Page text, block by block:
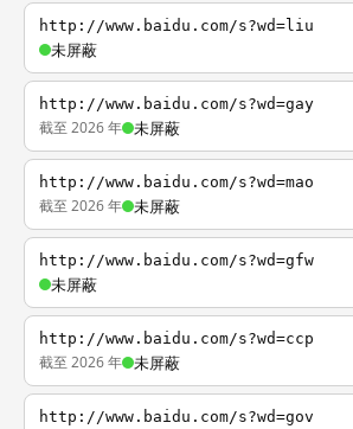
http://www.baidu.com/s?wd=liu
未屏蔽
http://www.baidu.com/s?wd=gay
截至 2026 年 未屏蔽
http://www.baidu.com/s?wd=mao
截至 2026 年 未屏蔽
http://www.baidu.com/s?wd=gfw
未屏蔽
http://www.baidu.com/s?wd=ccp
截至 2026 年 未屏蔽
http://www.baidu.com/s?wd=gov